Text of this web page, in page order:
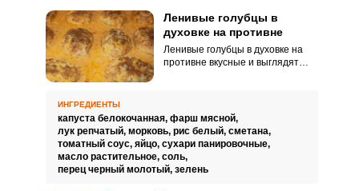
Ленивые голубцы в
духовке на противне
Ленивые голубцы в духовке на
противне вкусные и выглядят
голубцов традиционных. Однако,
это не совсем так.
ИНГРЕДИЕНТЫ
капуста белокочанная, фарш мясной,
лук репчатый, морковь, рис белый, сметана,
томатный соус, яйцо, сухари панировочные,
масло растительное, соль,
перец черный молотый, зелень